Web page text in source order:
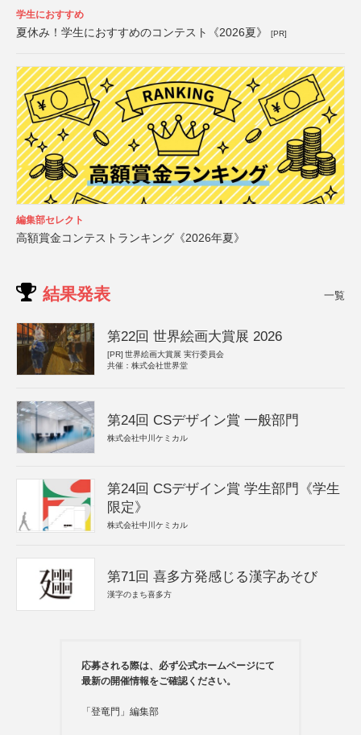
学生におすすめ
夏休み！学生におすすめのコンテスト《2026夏》 [PR]
編集部セレクト
高額賞金コンテストランキング《2026年夏》
結果発表 一覧
第22回 世界絵画大賞展 2026
[PR] 世界絵画大賞展 実行委員会
共催：株式会社世界堂
第24回 CSデザイン賞 一般部門
株式会社中川ケミカル
第24回 CSデザイン賞 学生部門《学生
限定》
株式会社中川ケミカル
第71回 喜多方発感じる漢字あそび
漢字のまち喜多方
応募される際は、必ず公式ホームページにて
最新の開催情報をご確認ください。
「登竜門」編集部